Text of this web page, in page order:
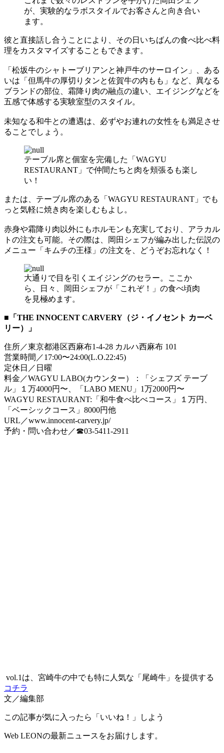
が、実験的なラボスタイルでお客さんと向き合い
ます。
彼と直接話し合うことにより、その日いちばんの食べ比べ料
理をカスタマイズすることもできます。
「松坂牛のシャトーブリアンと神戸牛のサーロイン」、ある
いは「但馬牛の厚切りタンと佐賀牛の内もも」など、異なる
ブランドの部位、霜降り肉の融点の違い、エイジングなどを
五感で体感する実験室型のスタイル。
未知なる和牛との遭遇は、必ずやお連れの女性をも満足させ
ることでしょう。
テーブル席と個室を完備した「WAGYU
RESTAURANT」で仲間たちと肉を頬張るも楽し
い！
または、テーブル席のある「WAGYU RESTAURANT」でも
っと気軽に焼き肉を楽しむもよし。
赤身や霜降り肉以外にもホルモンも充実しており、アラカル
トの注文も可能。その際は、岡田シェフが編み出した伝説の
メニュー「キムチの王様」の注文を、どうぞお忘れなく！
大通りで目を引くエイジングのセラー。ここか
ら、日々、岡田シェフが「これぞ！」の食べ頃肉
を見極めます。
■「THE INNOCENT CARVERY（ジ・イノセント カーベ
リー）」
住所／東京都港区西麻布1-4-28 カルハ西麻布 101
営業時間／17:00〜24:00(L.O.22:45)
定休日／日曜
料金／WAGYU LABO(カウンター）：「シェフズ テーブ
ル」１万4000円〜、「LABO MENU」1万2000円〜
WAGYU RESTAURANT:「和牛食べ比べコース」１万円、
「ベーシックコース」8000円他
URL／www.innocent-carvery.jp/
予約・問い合わせ／☎03-5411-2911
vol.1は、宮崎牛の中でも特に人気な「尾崎牛」を提供する
コチラ
文／編集部
この記事が気に入ったら「いいね！」しよう
Web LEONの最新ニュースをお届けします。